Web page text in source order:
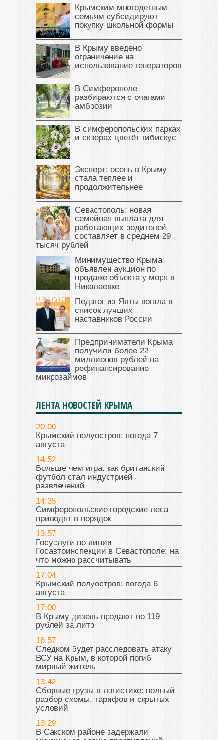
Крымским многодетным
семьям субсидируют
покупку школьной формы
В Крыму введено
ограничение на
использование генераторов
В Симферополе
разбираются с очагами
амброзии
В симферопольских парках
и скверах цветёт гибискус
Эксперт: осень в Крыму
стала теплее и
продолжительнее
Севастополь: новая
семейная выплата для
работающих родителей
составляет в среднем 29
тысяч рублей
Минимущество Крыма:
объявлен аукцион по
продаже объекта у моря в
Николаевке
Педагог из Ялты вошла в
список лучших
наставников России
Предприниматели Крыма
получили более 22
миллионов рублей на
рефинансирование
микрозаймов
ЛЕНТА НОВОСТЕЙ КРЫМА
20:00
Крымский полуостров: погода 7
августа
14:52
Больше чем игра: как британский
футбол стал индустрией
развлечений
14:35
Симферопольские городские леса
приводят в порядок
13:57
Госуслуги по линии
Госавтоинспекции в Севастополе: на
что можно рассчитывать
17:04
Крымский полуостров: погода 6
августа
17:00
В Крыму дизель продают по 119
рублей за литр
16:57
Следком будет расследовать атаку
ВСУ на Крым, в которой погиб
мирный житель
13:42
Сборные грузы в логистике: полный
разбор схемы, тарифов и скрытых
условий
13:29
В Сакском районе задержали